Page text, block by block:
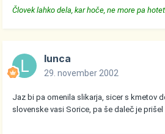
Človek lahko dela, kar hoče, ne more pa
lunca
29. november 2002
Jaz bi pa omenila slikarja, sicer s kmetov
slovenske vasi Sorice, pa še daleč je prišel